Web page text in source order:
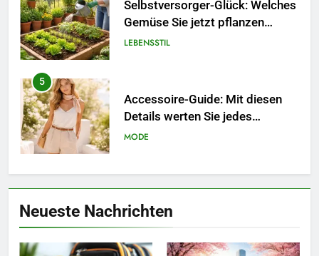
Selbstversorger-Glück: Welches
Gemüse Sie jetzt pflanzen
sollten.
LEBENSSTIL
5
Accessoire-Guide: Mit diesen
Details werten Sie jedes
Frühlingsoutfit auf.
MODE
6
Sie Bienen und Schmetterlinge
in Ihren Garten.
LEBENSSTIL
Neueste Nachrichten